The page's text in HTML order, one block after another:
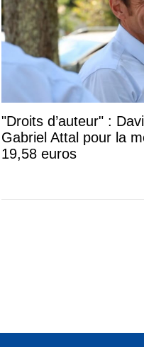
"Droits d’auteur" :
Gabriel Attal pour la
19,58 euros